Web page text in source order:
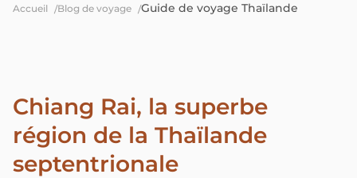
Accueil Blog de voyage Guide de voyage Thaïlande
Chiang Rai, la superbe
région de la Thaïlande
septentrionale